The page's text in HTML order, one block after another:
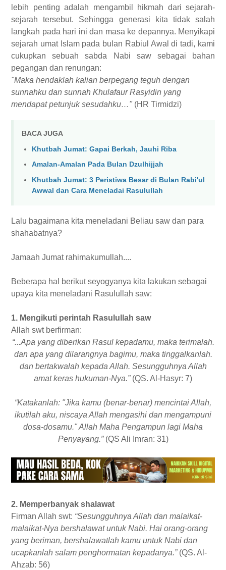
lebih penting adalah mengambil hikmah dari sejarah-
sejarah tersebut. Sehingga generasi kita tidak salah
langkah pada hari ini dan masa ke depannya. Menyikapi
sejarah umat Islam pada bulan Rabiul Awal di tadi, kami
cukupkan sebuah sabda Nabi saw sebagai bahan
pegangan dan renungan:
"Maka hendaklah kalian berpegang teguh dengan
sunnahku dan sunnah Khulafaur Rasyidin yang
mendapat petunjuk sesudahku…" (HR Tirmidzi)
BACA JUGA
Khutbah Jumat: Gapai Berkah, Jauhi Riba
Amalan-Amalan Pada Bulan Dzulhijjah
Khutbah Jumat: 3 Peristiwa Besar di Bulan Rabi'ul
Awwal dan Cara Meneladai Rasulullah
Lalu bagaimana kita meneladani Beliau saw dan para
shahabatnya?
Jamaah Jumat rahimakumullah....
Beberapa hal berikut seyogyanya kita lakukan sebagai
upaya kita meneladani Rasulullah saw:
1. Mengikuti perintah Rasulullah saw
Allah swt berfirman:
“...Apa yang diberikan Rasul kepadamu, maka terimalah.
dan apa yang dilarangnya bagimu, maka tinggalkanlah.
dan bertakwalah kepada Allah. Sesungguhnya Allah
amat keras hukuman-Nya.”(QS. Al-Hasyr: 7)
“Katakanlah: "Jika kamu (benar-benar) mencintai Allah,
ikutilah aku, niscaya Allah mengasihi dan mengampuni
dosa-dosamu." Allah Maha Pengampun lagi Maha
Penyayang.”(QS Ali Imran: 31)
2. Memperbanyak shalawat
Firman Allah swt: “Sesungguhnya Allah dan malaikat-
malaikat-Nya bershalawat untuk Nabi. Hai orang-orang
yang beriman, bershalawatlah kamu untuk Nabi dan
ucapkanlah salam penghormatan kepadanya.”(QS. Al-
Ahzab: 56)